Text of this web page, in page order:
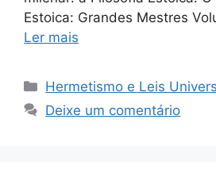
Estoica: Grandes Mestres
Ler mais
Categorias
Hermetismo e Leis
Deixe um comentário